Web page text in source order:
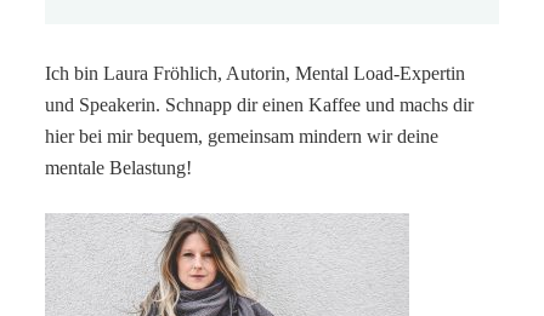
Ich bin Laura Fröhlich, Autorin, Mental Load-Expertin
und Speakerin. Schnapp dir einen Kaffee und machs dir
hier bei mir bequem, gemeinsam mindern wir deine
mentale Belastung!